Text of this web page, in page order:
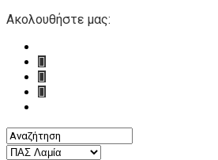
Ακολουθήστε μας: